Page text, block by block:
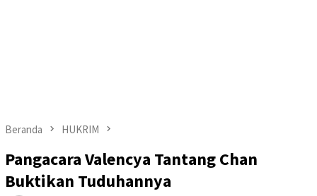
Beranda HUKRIM
Pangacara Valencya Tantang Chan
Buktikan Tuduhannya